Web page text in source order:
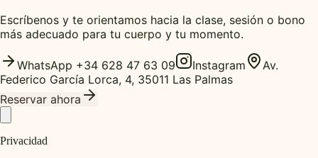
Escríbenos y te orientamos hacia la clase, sesión o bono
más adecuado para tu cuerpo y tu momento.
WhatsApp +34 628 47 63 09 Instagram
Av.
Federico García Lorca, 4, 35011 Las Palmas
Reservar ahora
Privacidad